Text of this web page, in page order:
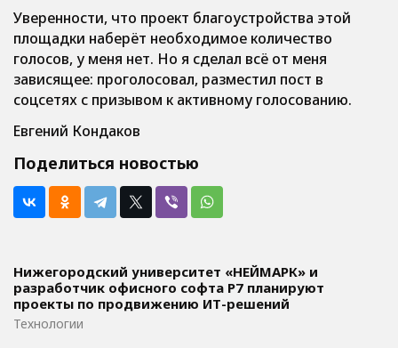
Уверенности, что проект благоустройства этой
площадки наберёт необходимое количество
голосов, у меня нет. Но я сделал всё от меня
зависящее: проголосовал, разместил пост в
соцсетях с призывом к активному голосованию.
Евгений Кондаков
Поделиться новостью
Нижегородский университет «НЕЙМАРК» и
разработчик офисного софта P7 планируют
проекты по продвижению ИТ-решений
Технологии